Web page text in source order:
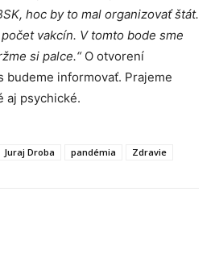
hoc by to mal organizovať štát.
vakcín. V tomto bode sme
si palce.“O otvorení
budeme informovať. Prajeme
aj psychické.
Juraj Droba pandémia Zdravie